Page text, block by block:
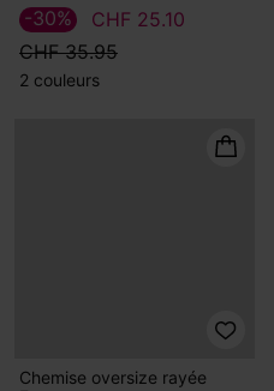
CHF 25.10
CHF 35.95
-30%
2 couleurs